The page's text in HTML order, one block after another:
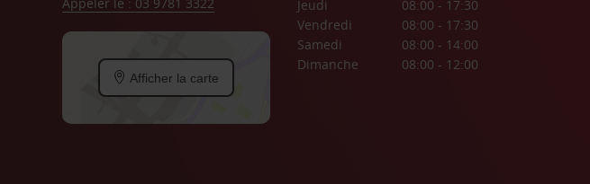
Afficher la carte
Jeudi
08:00 - 17:30
Vendredi
08:00 - 17:30
Samedi
08:00 - 14:00
Dimanche
08:00 - 12:00